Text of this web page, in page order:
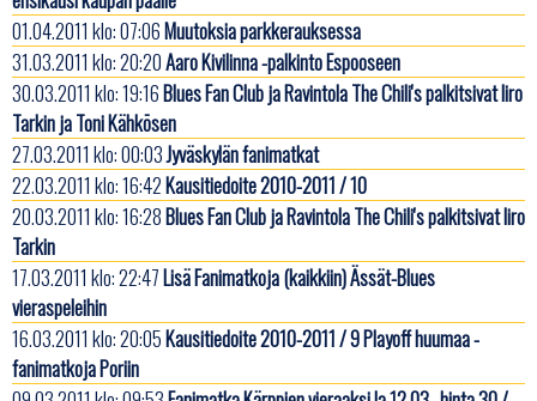
01.04.2011 klo: 07:06Muutoksia parkkerauksessa
31.03.2011 klo: 20:20Aaro Kivilinna -palkinto Espooseen
30.03.2011 klo: 19:16Blues Fan Club ja Ravintola The Chili's palkitsivat Iiro
Tarkin ja Toni Kähkösen
27.03.2011 klo: 00:03Jyväskylän fanimatkat
22.03.2011 klo: 16:42Kausitiedoite 2010-2011 / 10
20.03.2011 klo: 16:28Blues Fan Club ja Ravintola The Chili's palkitsivat Iiro
Tarkin
17.03.2011 klo: 22:47Lisä Fanimatkoja (kaikkiin) Ässät-Blues
vieraspeleihin
16.03.2011 klo: 20:05Kausitiedoite 2010-2011 / 9 Playoff huumaa -
fanimatkoja Poriin